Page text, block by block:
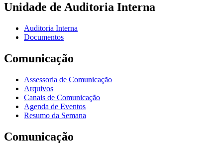
Unidade de Auditoria Interna
Auditoria Interna
Documentos
Comunicação
Assessoria de Comunicação
Arquivos
Canais de Comunicação
Agenda de Eventos
Resumo da Semana
Comunicação